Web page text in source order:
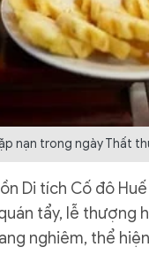
nạn trong ngày Thất
Di tích Cố đô
tẩy, lễ
nghiêm, thể